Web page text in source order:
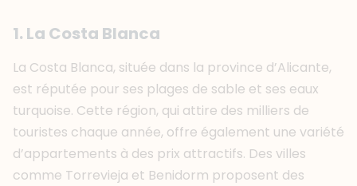
1. La Costa Blanca
La Costa Blanca, située dans la province d’Alicante,
est réputée pour ses plages de sable et ses eaux
turquoise. Cette région, qui attire des milliers de
touristes chaque année, offre également une variété
d’appartements à des prix attractifs. Des villes
comme Torrevieja et Benidorm proposent des